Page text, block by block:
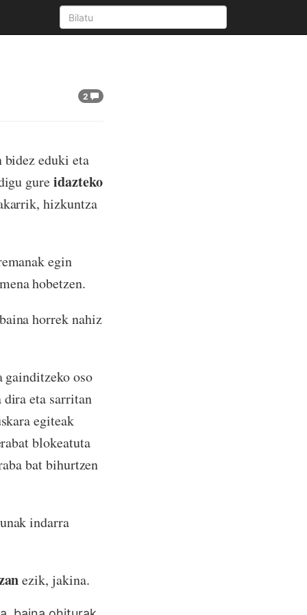
2
bidez eduki eta
gureidazteko
hizkuntza
egin
hobetzen.
horrek nahiz
gainditzeko oso
dira eta sarritan
egiteak
blokeatuta
bat bihurtzen
indarra
ezik, jakina.